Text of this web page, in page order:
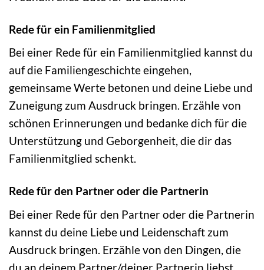
Rede für ein Familienmitglied
Bei einer Rede für ein Familienmitglied kannst du
auf die Familiengeschichte eingehen,
gemeinsame Werte betonen und deine Liebe und
Zuneigung zum Ausdruck bringen. Erzähle von
schönen Erinnerungen und bedanke dich für die
Unterstützung und Geborgenheit, die dir das
Familienmitglied schenkt.
Rede für den Partner oder die Partnerin
Bei einer Rede für den Partner oder die Partnerin
kannst du deine Liebe und Leidenschaft zum
Ausdruck bringen. Erzähle von den Dingen, die
du an deinem Partner/deiner Partnerin liebst,